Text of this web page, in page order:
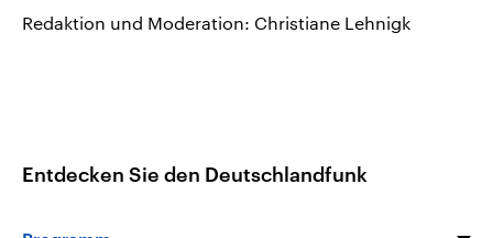
Redaktion und Moderation: Christiane Lehnigk
Entdecken Sie den Deutschlandfunk